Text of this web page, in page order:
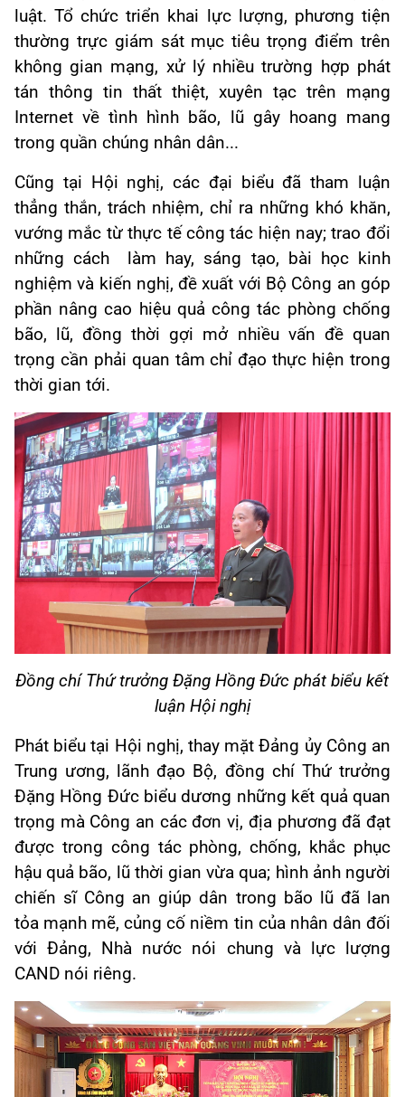
luật. Tổ chức triển khai lực lượng, phương tiện
thường trực giám sát mục tiêu trọng điểm trên
không gian mạng, xử lý nhiều trường hợp phát
tán thông tin thất thiệt, xuyên tạc trên mạng
Internet về tình hình bão, lũ gây hoang mang
trong quần chúng nhân dân...
Cũng tại Hội nghị, các đại biểu đã tham luận
thẳng thắn, trách nhiệm, chỉ ra những khó khăn,
vướng mắc từ thực tế công tác hiện nay; trao đổi
những cách làm hay, sáng tạo, bài học kinh
nghiệm và kiến nghị, đề xuất với Bộ Công an góp
phần nâng cao hiệu quả công tác phòng chống
bão, lũ, đồng thời gợi mở nhiều vấn đề quan
trọng cần phải quan tâm chỉ đạo thực hiện trong
thời gian tới.
Đồng chí Thứ trưởng Đặng Hồng Đức phát biểu kết
luận Hội nghị
Phát biểu tại Hội nghị, thay mặt Đảng ủy Công an
Trung ương, lãnh đạo Bộ, đồng chí Thứ trưởng
Đặng Hồng Đức biểu dương những kết quả quan
trọng mà Công an các đơn vị, địa phương đã đạt
được trong công tác phòng, chống, khắc phục
hậu quả bão, lũ thời gian vừa qua; hình ảnh người
chiến sĩ Công an giúp dân trong bão lũ đã lan
tỏa mạnh mẽ, củng cố niềm tin của nhân dân đối
với Đảng, Nhà nước nói chung và lực lượng
CAND nói riêng.